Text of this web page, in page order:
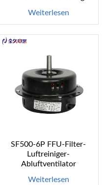
Weiterlesen
SF500-6P FFU-Filter-
Luftreiniger-
Abluftventilator
Weiterlesen